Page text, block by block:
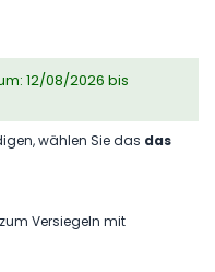
12/08/2026 bis
wählen Sie das das
Versiegeln mit